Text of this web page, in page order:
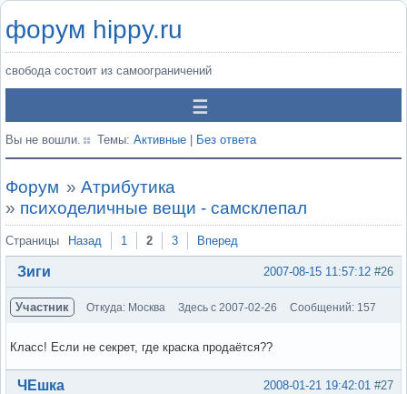
форум hippy.ru
свобода состоит из самоограничений
Вы не вошли. Темы: Активные Без ответа
Форум » Атрибутика
» психоделичные вещи - самсклепал
Страницы Назад 1 2 3 Вперед
#26
2007-08-15 11:57:12
Зиги
Участник Откуда: Москва Здесь с 2007-02-26 Сообщений: 157
Класс! Если не секрет, где краска продаётся??
Вне форума #27
2008-01-21 19:42:01
ЧЕшка